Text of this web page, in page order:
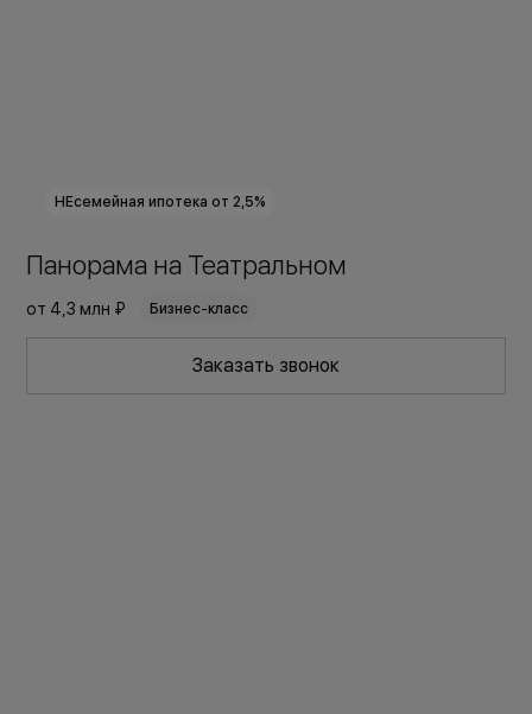
НЕсемейная ипотека от 2,5%
Панорама на Театральном
от 4,3 млн ₽ Бизнес-класс
Заказать звонок